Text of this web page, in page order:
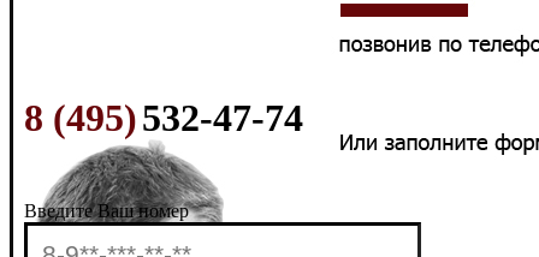
8 (495)532-47-74
Введите Ваш номер